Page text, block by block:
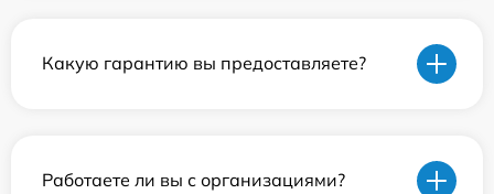
Какую гарантию вы предоставляете?
Работаете ли вы с организациями?